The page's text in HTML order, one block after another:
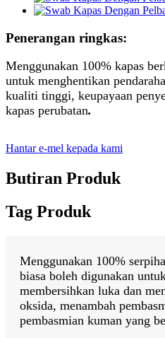
Penerangan ringkas:
Menggunakan 100% kapas
untuk menghentikan
kualiti tinggi, keupayaan
kapas perubatan.
Hantar e-mel kepada kami
Butiran Produk
Tag Produk
Menggunakan 100%
biasa boleh digunakan
membersihkan luka dan
oksida, menambah
pembasmian kuman yang